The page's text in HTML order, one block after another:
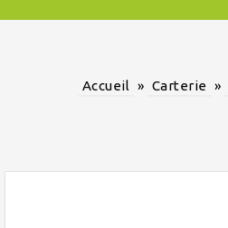
Accueil » Carterie »